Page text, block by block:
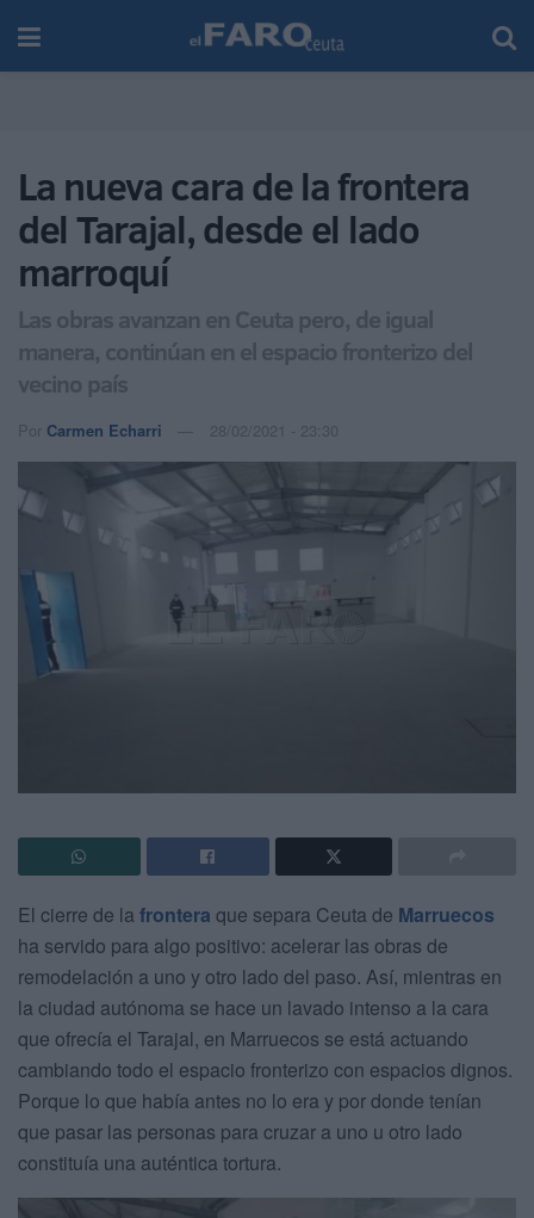
La nueva cara de la frontera
del Tarajal, desde el lado
marroquí
Las obras avanzan en Ceuta pero, de igual
manera, continúan en el espacio fronterizo del
vecino país
Por Carmen Echarri 28/02/2021 - 23:30
El cierre de la frontera que separa Ceuta de Marruecos
ha servido para algo positivo: acelerar las obras de
remodelación a uno y otro lado del paso. Así, mientras en
la ciudad autónoma se hace un lavado intenso a la cara
que ofrecía el Tarajal, en Marruecos se está actuando
cambiando todo el espacio fronterizo con espacios dignos.
Porque lo que había antes no lo era y por donde tenían
que pasar las personas para cruzar a uno u otro lado
constituía una auténtica tortura.